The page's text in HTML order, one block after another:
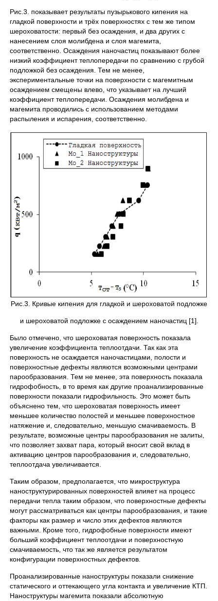
Рис.3. показывает результаты пузырькового кипения на
гладкой поверхности и трёх поверхностях с тем же типом
шероховатости: первый без осаждения, и два других с
нанесением слоя молибдена и слоя магемита,
соответственно. Осаждения наночастиц показывают более
низкий коэффициент теплопередачи по сравнению с грубой
подложкой без осаждения. Тем не менее,
экспериментальные точки на поверхности с магемитным
осаждением смещены влево, что указывает на лучший
коэффициент теплопередачи. Осаждения молибдена и
магемита проводились с использованием методами
распыления и испарения, соответственно.
Рис.3. Кривые кипения для гладкой и шероховатой подложке
и шероховатой подложке с осаждением наночастиц [1].
Было отмечено, что шероховатая поверхность показала
увеличение коэффициента теплоотдачи. Так как эта
поверхность не осаждается наночастицами, полости и
поверхностные дефекты являются возможными центрами
парообразования. Тем не менее, эта поверхность показала
гидрофобность, в то время как другие проанализированные
поверхности показали гидрофильность. Это может быть
объяснено тем, что шероховатая поверхность имеет
меньшее количество полостей и меньшее поверхностное
натяжение и, следовательно, меньшую смачиваемость. В
результате, возможные центры парообразования не залиты,
что позволяет захват пара, который вносит свой вклад в
активацию центров парообразования и, следовательно,
теплоотдача увеличивается.
Таким образом, предполагается, что микроструктура
наноструктурированных поверхностей влияет на процесс
передачи тепла таким образом, что поверхностные дефекты
могут рассматриваться как центры парообразования, и такие
факторы как размер и число этих дефектов являются
важными. Кроме того, гидрофобные поверхности имеют
больший коэффициент теплоотдачи и поверхностную
смачиваемость, что так же является результатом
конфигурации поверхностных дефектов.
Проанализированные наноструктуры показали снижение
статического и оттекающего угла контакта и увеличение КТП.
Наноструктуры магемита показали абсолютную